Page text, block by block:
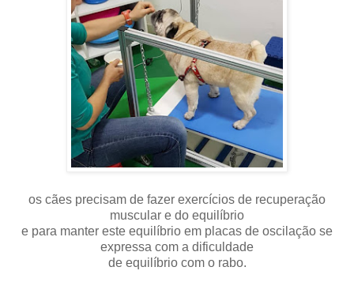
os cães precisam de fazer exercícios de recuperação
muscular e do equilíbrio
e para manter este equilíbrio em placas de oscilação se
expressa com a dificuldade
de equilíbrio com o rabo.